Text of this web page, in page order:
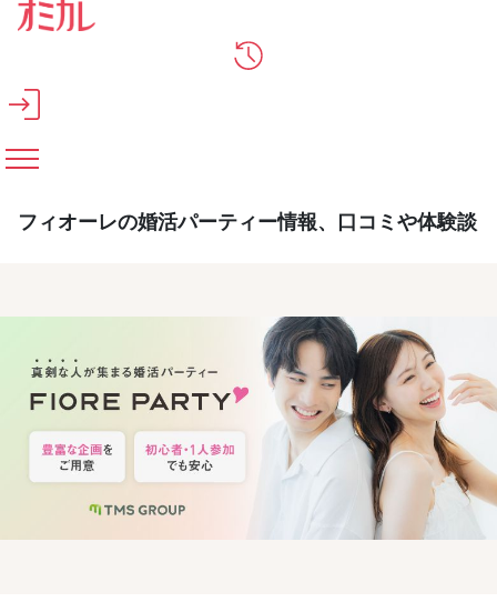
メインコンテンツへスキップ
フィオーレの婚活パーティー情報、口コミや体験談